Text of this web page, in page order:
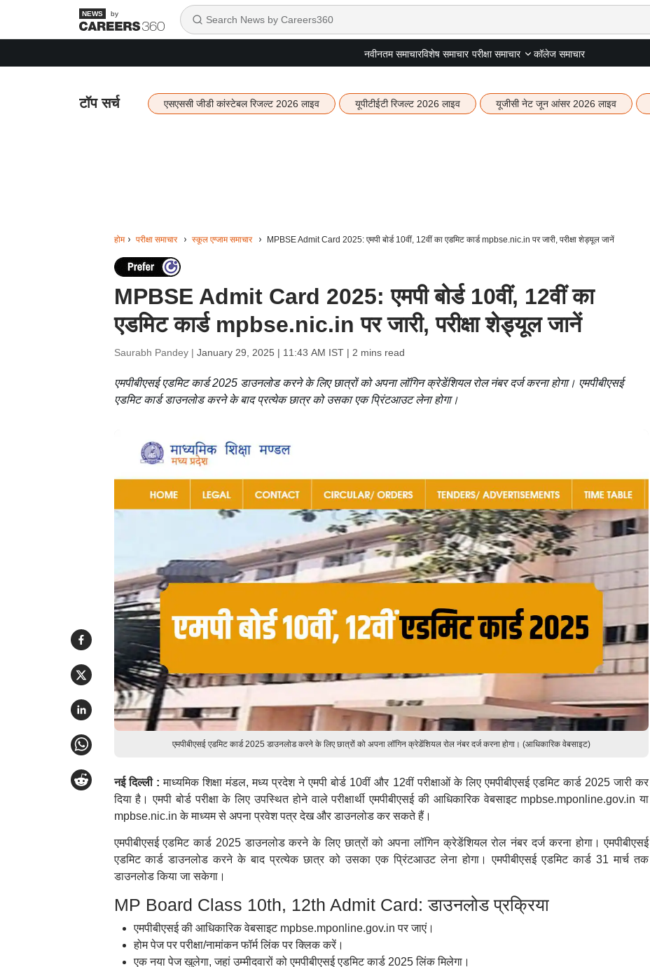
by
नवीनतम समाचारविशेष समाचार परीक्षा समाचार कॉलेज समाचार
टॉप सर्च एसएससी जीडी कांस्टेबल रिजल्ट 2026 लाइव यूपीटीईटी रिजल्ट 2026 लाइव यूजीसी नेट जून आंसर 2026 लाइव
होम परीक्षा समाचार स्कूल एग्जाम समाचार MPBSE Admit Card 2025: एमपी बोर्ड 10वीं, 12वीं का एडमिट कार्ड mpbse.nic.in पर जारी, परीक्षा शेड्यूल जानें
MPBSE Admit Card 2025: एमपी बोर्ड 10वीं, 12वीं का
एडमिट कार्ड mpbse.nic.in पर जारी, परीक्षा शेड्यूल जानें
Saurabh Pandey | January 29, 2025 | 11:43 AM IST| 2 mins read
एमपीबीएसई एडमिट कार्ड 2025 डाउनलोड करने के लिए छात्रों को अपना लॉगिन क्रेडेंशियल रोल नंबर दर्ज करना होगा। एमपीबीएसई
एडमिट कार्ड डाउनलोड करने के बाद प्रत्येक छात्र को उसका एक प्रिंटआउट लेना होगा।
एमपीबीएसई एडमिट कार्ड 2025 डाउनलोड करने के लिए छात्रों को अपना लॉगिन क्रेडेंशियल रोल नंबर दर्ज करना होगा। (आधिकारिक वेबसाइट)
नई दिल्ली :माध्यमिक शिक्षा मंडल, मध्य प्रदेश ने एमपी बोर्ड 10वीं और 12वीं परीक्षाओं के लिए एमपीबीएसई एडमिट कार्ड 2025 जारी कर
दिया है। एमपी बोर्ड परीक्षा के लिए उपस्थित होने वाले परीक्षार्थी एमपीबीएसई की आधिकारिक वेबसाइट mpbse.mponline.gov.in या
mpbse.nic.in के माध्यम से अपना प्रवेश पत्र देख और डाउनलोड कर सकते हैं।
एमपीबीएसई एडमिट कार्ड 2025 डाउनलोड करने के लिए छात्रों को अपना लॉगिन क्रेडेंशियल रोल नंबर दर्ज करना होगा। एमपीबीएसई
एडमिट कार्ड डाउनलोड करने के बाद प्रत्येक छात्र को उसका एक प्रिंटआउट लेना होगा। एमपीबीएसई एडमिट कार्ड 31 मार्च तक
डाउनलोड किया जा सकेगा।
MP Board Class 10th, 12th Admit Card: डाउनलोड प्रक्रिया
एमपीबीएसई की आधिकारिक वेबसाइट mpbse.mponline.gov.in पर जाएं।
होम पेज पर परीक्षा/नामांकन फॉर्म लिंक पर क्लिक करें।
एक नया पेज खुलेगा, जहां उम्मीदवारों को एमपीबीएसई एडमिट कार्ड 2025 लिंक मिलेगा।